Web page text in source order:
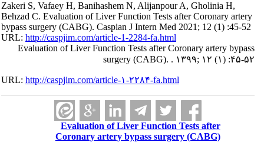
Zakeri S, Vafaey H, Banihashem N, Alijanpour A, Gholinia H,
Behzad C. Evaluation of Liver Function Tests after Coronary artery
bypass surgery (CABG). Caspian J Intern Med 2021; 12 (1) :45-52
URL:http://caspjim.com/article-1-2284-fa.html
Evaluation of Liver Function Tests after Coronary artery bypass
surgery (CABG). . ۱۳۹۹; ۱۲ (۱) :۴۵-۵۲
URL:http://caspjim.com/article-۱-۲۲۸۴-fa.html
Evaluation of Liver Function Tests after
Coronary artery bypass surgery (CABG)